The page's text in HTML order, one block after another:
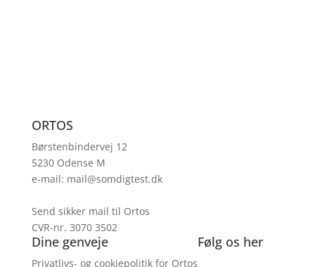
ORTOS
Børstenbindervej 12
5230 Odense M
e-mail: mail@somdigtest.dk
Send sikker mail til Ortos
CVR-nr. 3070 3502
Dine genveje
Privatlivs- og cookiepolitik for Ortos
Følg os her